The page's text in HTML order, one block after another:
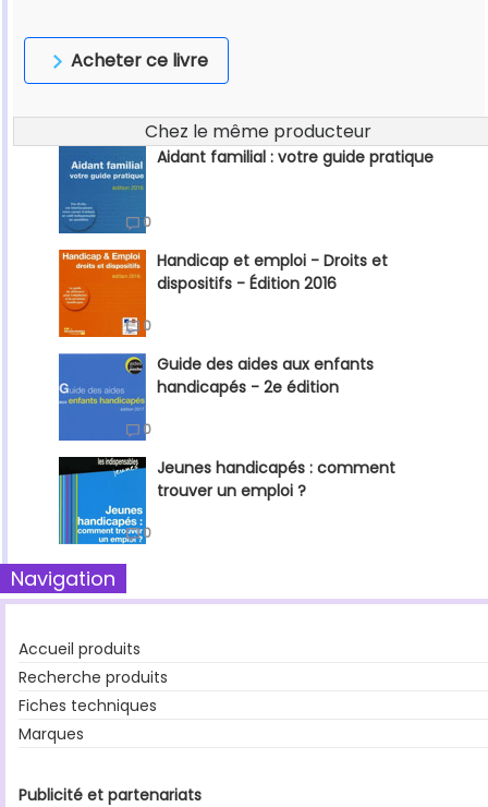
Acheter ce livre
Chez le même producteur
Aidant familial : votre guide pratique
0
Handicap et emploi - Droits et
dispositifs - Édition 2016
0
Guide des aides aux enfants
handicapés - 2e édition
0
Jeunes handicapés : comment
trouver un emploi ?
0
Navigation
Accueil produits
Recherche produits
Fiches techniques
Marques
Publicité et partenariats